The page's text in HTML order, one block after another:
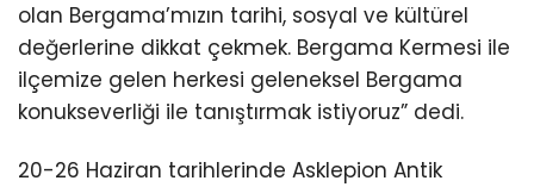
olan Bergama’mızın tarihi, sosyal ve kültürel
değerlerine dikkat çekmek. Bergama Kermesi ile
ilçemize gelen herkesi geleneksel Bergama
konukseverliği ile tanıştırmak istiyoruz” dedi.
20-26 Haziran tarihlerinde Asklepion Antik